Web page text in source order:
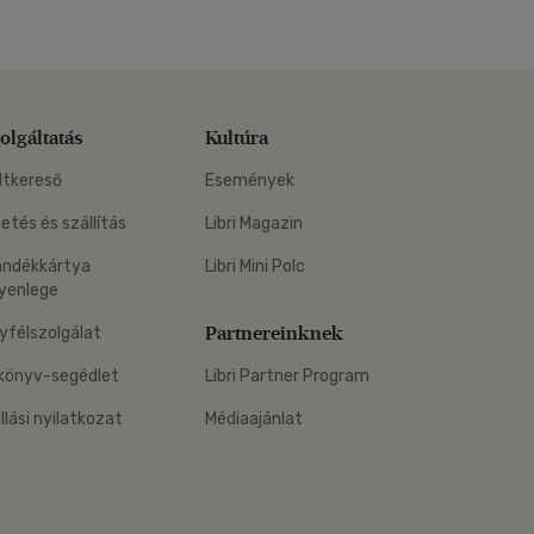
és szállítás
segédlet
nyilatkozat
Kultúra
Események
Libri Magazin
Libri Mini Polc
Partnereinknek
Libri Partner Program
Médiaajánlat